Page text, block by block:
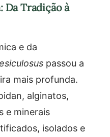
Da Tradição à
e da
passou a
mais profunda.
alginatos,
e minerais
isolados e